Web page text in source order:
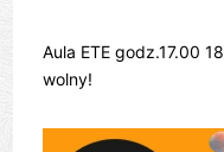
Aula ETE godz.17.00
wolny!